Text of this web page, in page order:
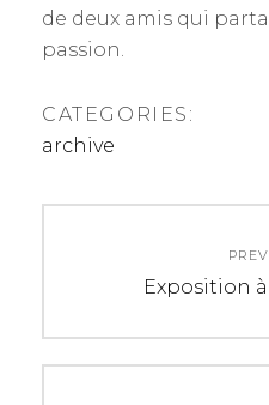
de deux amis qui
passion.
CATEGORIES:
archive
l’article
Previous
Exposition à